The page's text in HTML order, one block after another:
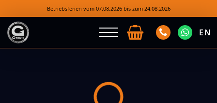
Betriebsferien vom 07.08.2026 bis zum 24.08.2026
EN